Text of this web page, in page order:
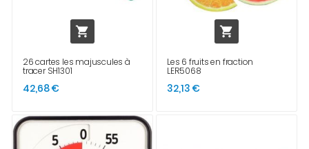

26 cartes les majuscules à
tracer SH1301
42,68 €

Les 6 fruits en fraction
LER5068
32,13 €